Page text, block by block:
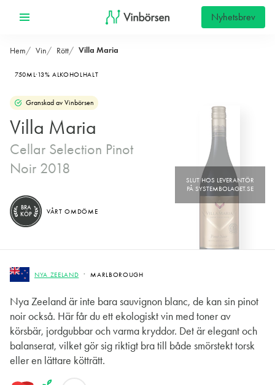
Nyhetsbrev
Hem Vin Rött Villa Maria
750ML 13% ALKOHOLHALT
Granskad av Vinbörsen
Villa Maria
Cellar Selection Pinot
Noir 2018
NYA ZEELAND MARLBOROUGH
Nya Zeeland är inte bara sauvignon blanc, de kan sin pinot
noir också. Här får du ett ekologiskt vin med toner av
körsbär, jordgubbar och varma kryddor. Det är elegant och
balanserat, vilket gör sig riktigt bra till både smörstekt torsk
eller en lättare kötträtt.
BRA
KÖP
VÅRT OMDÖME